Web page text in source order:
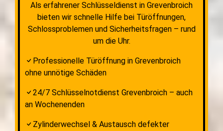
Als erfahrener Schlüsseldienst in Grevenbroich
bieten wir schnelle Hilfe bei Türöffnungen,
Schlossproblemen und Sicherheitsfragen – rund
um die Uhr.
Professionelle Türöffnung in Grevenbroich
ohne unnötige Schäden
24/7 Schlüsselnotdienst Grevenbroich – auch
an Wochenenden
Zylinderwechsel & Austausch defekter